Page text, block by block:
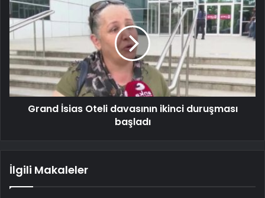
Grand İsias Oteli davasının ikinci duruşması
başladı
İlgili Makaleler